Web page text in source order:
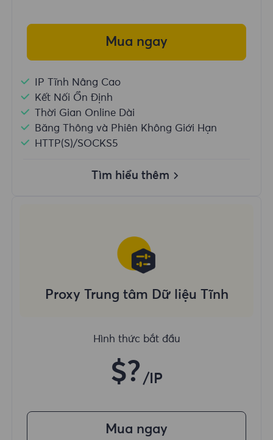
Mua ngay
IP Tĩnh Nâng Cao
Kết Nối Ổn Định
Thời Gian Online Dài
Băng Thông và Phiên Không Giới Hạn
HTTP(S)/SOCKS5
Tìm hiểu thêm
Proxy Trung tâm Dữ liệu Tĩnh
Hình thức bắt đầu
$? /IP
Mua ngay